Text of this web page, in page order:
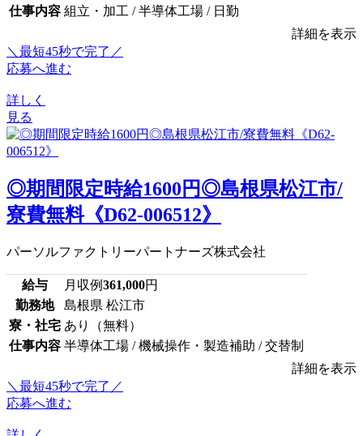
仕事内容 組立・加工 / 半導体工場 / 日勤
詳細を表示
＼最短45秒で完了／
応募へ進む
詳しく
見る
◎期間限定時給1600円◎島根県松江市/
寮費無料《D62-006512》
パーソルファクトリーパートナーズ株式会社
給与 月収例361,000円
勤務地
島根県 松江市
寮・社宅 あり（無料）
仕事内容 半導体工場 / 機械操作・製造補助 / 交替制
詳細を表示
＼最短45秒で完了／
応募へ進む